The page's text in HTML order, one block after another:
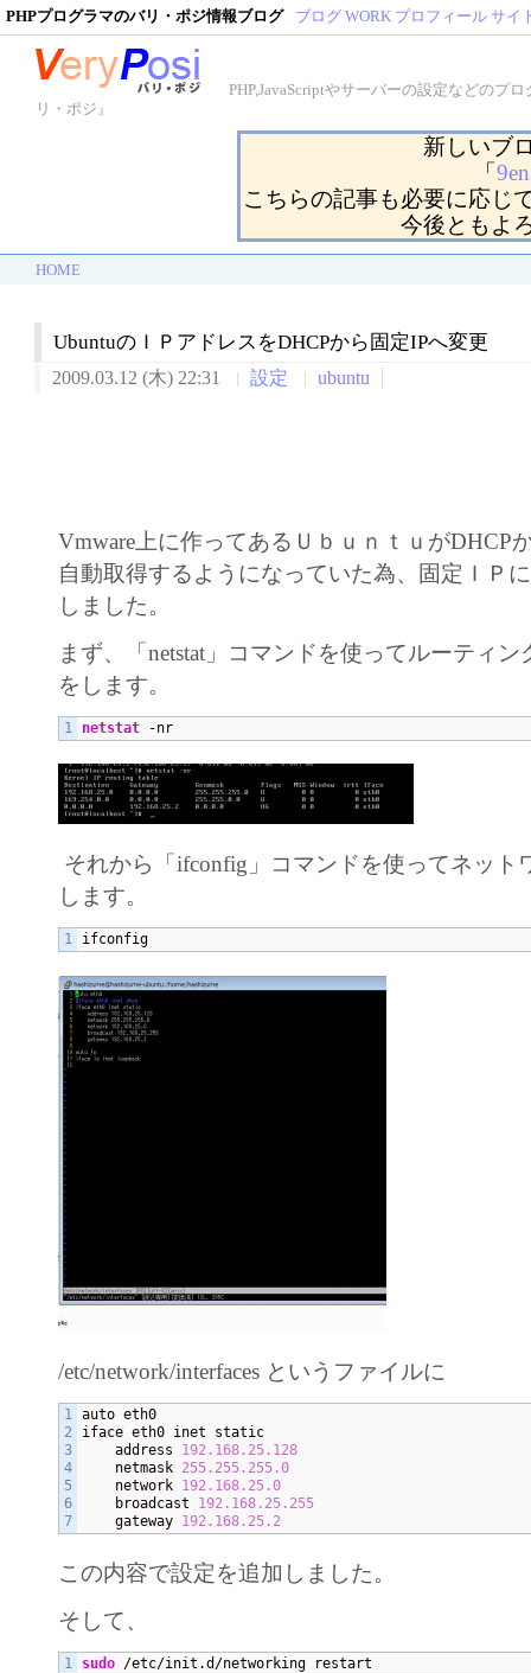
PHPプログラマのバリ・ポジ情報ブログ ブログ WORK プロフィール サイ
PHP,JavaScriptやサーバーの設定などのプ
リ・ポジ』
新しいブ
「
こちらの記事も必要に応じ
今後ともよ
HOME
UbuntuのＩＰアドレスをDHCPから固定IPへ変更
2009.03.12 (木) 22:31 設定 ubuntu
Vmware上に作ってあるＵｂｕｎｔｕがDHCP
自動取得するようになっていた為、固定ＩＰ
しました。
まず、「netstat」コマンドを使ってルーティ
をします。
netstat -nr
それから「ifconfig」コマンドを使ってネット
します。
ifconfig
/etc/network/interfaces というファイルに
1
2
3
4
5
6
auto eth0
iface eth0 inet static
    address
192.168 .25 .128
    netmask
255.255 .255 .0
    network
192.168 .25 .0
    broadcast
192.168 .25 .255
    gateway
192.168 .25 .2
この内容で設定を追加しました。
そして、
sudo /etc/init.d/networking restart